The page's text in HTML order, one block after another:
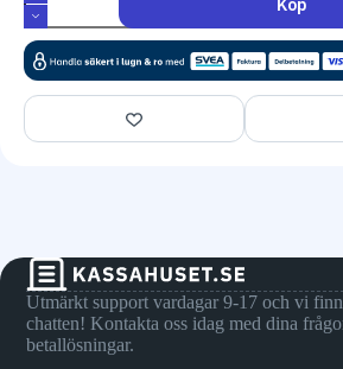
Köp
Utmärkt support vardagar 9-17 och vi
chatten! Kontakta oss idag med dina
betallösningar.